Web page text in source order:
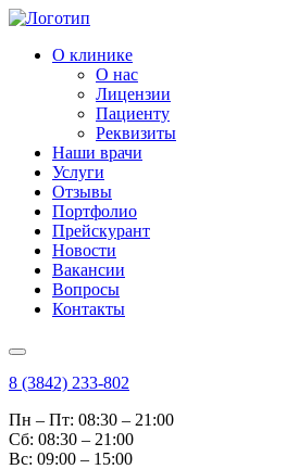
О клинике
О нас
Лицензии
Пациенту
Реквизиты
Наши врачи
Услуги
Отзывы
Портфолио
Прейскурант
Новости
Вакансии
Вопросы
Контакты
8 (3842) 233-802
Пн – Пт: 08:30 – 21:00
Cб: 08:30 – 21:00
Вс: 09:00 – 15:00